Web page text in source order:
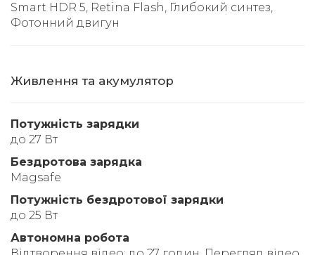
Smart HDR 5, Retina Flash, Глибокий синтез,
Фотонний двигун
Живлення та акумулятор
Потужність зарядки
до 27 Вт
Бездротова зарядка
Magsafe
Потужність бездротової зарядки
до 25 Вт
Автономна робота